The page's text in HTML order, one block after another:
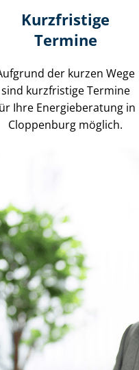
Kurzfristige
Termine
der kurzen Wege
sind kurzfristige Termine
Ihre Energieberatung in
Cloppenburg möglich.